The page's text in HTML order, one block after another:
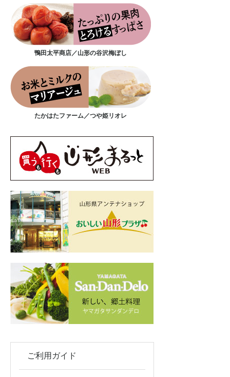
鴨田太平商店／山形の谷沢梅ぼし
たかはたファーム／つや姫リオレ
ご利用ガイド